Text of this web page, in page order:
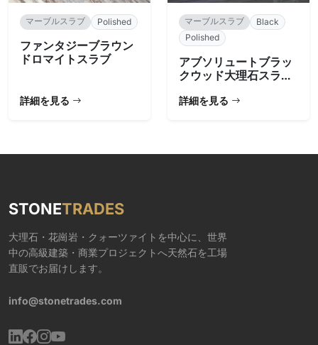
マーブルスラブ Polished
ファンタジーブラウン
ドロマイトスラブ
詳細を見る
マーブルスラブ
Black
Polished
アブソリュートブラッ
クウッド大理石スラブ
詳細を見る
STONETRADES
大理石・花崗岩・クォーツァイトを中心に、世界
中の高級建築・商業プロジェクトへ天然石を工場
直販でお届けします。
info@stonetrades.com